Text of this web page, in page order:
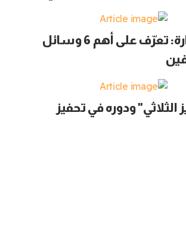
النجاح في الإدارة: تعرّف على أهم 6 وسائل
الثلاثي" ودوره في تحفيز